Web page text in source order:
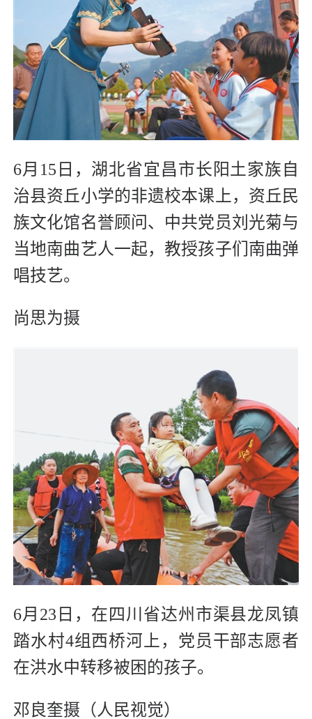
6月15日，湖北省宜昌市长阳土家族自
治县资丘小学的非遗校本课上，资丘民
族文化馆名誉顾问、中共党员刘光菊与
当地南曲艺人一起，教授孩子们南曲弹
唱技艺。
尚思为摄
6月23日，在四川省达州市渠县龙凤镇
踏水村4组西桥河上，党员干部志愿者
在洪水中转移被困的孩子。
邓良奎摄（人民视觉）